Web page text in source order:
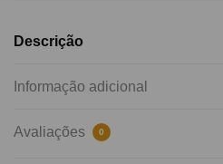
Descrição
Informação adicional
Avaliações 0